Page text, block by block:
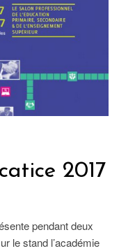
2017
pendant deux
le stand l’académie